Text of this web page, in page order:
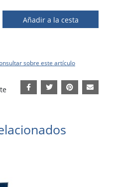
Añadir a la cesta
sobre este artículo